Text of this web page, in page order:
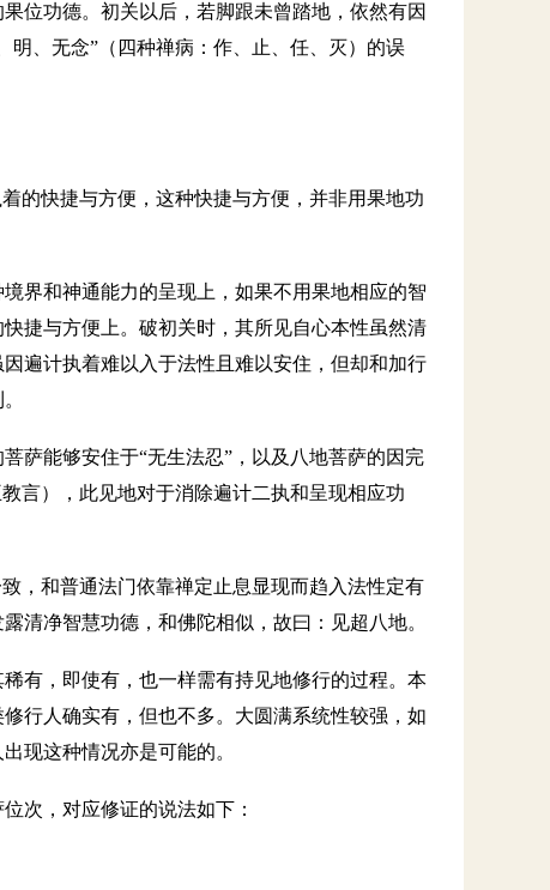
位功德。初关以后，若脚跟未曾踏地，依然有因
明、无念”（四种禅病：作、止、任、灭）的误
的快捷与方便，这种快捷与方便，并非用果地功
界和神通能力的呈现上，如果不用果地相应的智
捷与方便上。破初关时，其所见自心本性虽然清
遍计执着难以入于法性且难以安住，但却和加行
萨能够安住于“无生法忍”，以及八地菩萨的因完
言），此见地对于消除遍计二执和呈现相应功
，和普通法门依靠禅定止息显现而趋入法性定有
清净智慧功德，和佛陀相似，故曰：见超八地。
有，即使有，也一样需有持见地修行的过程。本
行人确实有，但也不多。大圆满系统性较强，如
现这种情况亦是可能的。
次，对应修证的说法如下：